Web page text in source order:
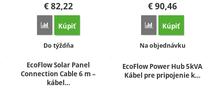
€82,22
Porovnať
Kúpiť
Dostupnosť:
Do týždňa
€90,46
Porovnať
Kúpiť
Dostupnosť:
Na objednávku
EcoFlow Solar Panel
Connection Cable 6 m –
kábel…
EcoFlow Power Hub 5kVA
Kábel pre pripojenie k…